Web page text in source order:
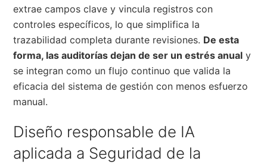
extrae campos clave y vincula registros con
controles específicos, lo que simplifica la
trazabilidad completa durante revisiones. De esta
forma, las auditorías dejan de ser un estrés anual y
se integran como un flujo continuo que valida la
eficacia del sistema de gestión con menos esfuerzo
manual.
Diseño responsable de IA
aplicada a Seguridad de la